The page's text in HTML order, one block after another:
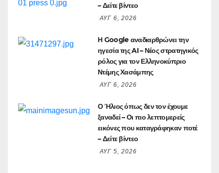
– Δείτε βίντεο
ΑΥΓ 6, 2026
Η Google αναδιαρθρώνει την
ηγεσία της AI – Νέος στρατηγικός
ρόλος για τον Ελληνοκύπριο
Ντέμης Χασάμπης
ΑΥΓ 6, 2026
Ο Ήλιος όπως δεν τον έχουμε
ξαναδεί – Οι πιο λεπτομερείς
εικόνες που καταγράφηκαν ποτέ
– Δείτε βίντεο
ΑΥΓ 5, 2026